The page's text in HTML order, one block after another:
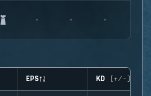
EPS KD (+/-)